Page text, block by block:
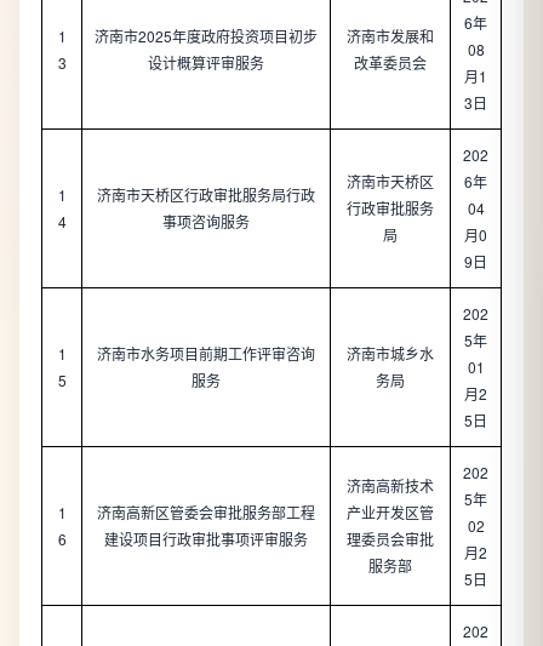
1
3
济南市2025年度政府投资项目初步
设计概算评审服务
济南市发展和
改革委员会
6年
08
月1
3日
1
4
济南市天桥区行政审批服务局行政
事项咨询服务
济南市天桥区
行政审批服务
局
202
6年
04
月0
9日
1
5
济南市水务项目前期工作评审咨询
服务
济南市城乡水
务局
202
5年
01
月2
5日
1
6
济南高新区管委会审批服务部工程
建设项目行政审批事项评审服务
济南高新技术
产业开发区管
理委员会审批
服务部
202
5年
02
月2
5日
202